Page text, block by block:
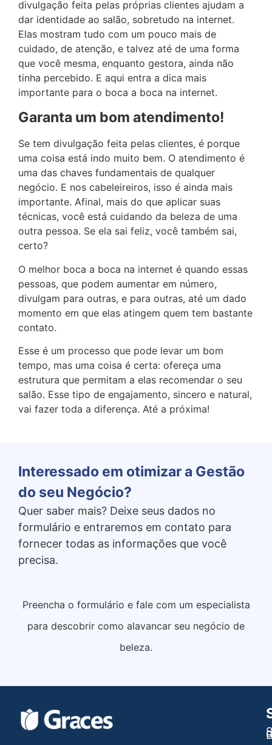
divulgação feita pelas próprias clientes ajudam a
dar identidade ao salão, sobretudo na internet.
Elas mostram tudo com um pouco mais de
cuidado, de atenção, e talvez até de uma forma
que você mesma, enquanto gestora, ainda não
tinha percebido. E aqui entra a dica mais
importante para o boca a boca na internet.
Garanta um bom atendimento!
Se tem divulgação feita pelas clientes, é porque
uma coisa está indo muito bem. O atendimento é
uma das chaves fundamentais de qualquer
negócio. E nos cabeleireiros, isso é ainda mais
importante. Afinal, mais do que aplicar suas
técnicas, você está cuidando da beleza de uma
outra pessoa. Se ela sai feliz, você também sai,
certo?
O melhor boca a boca na internet é quando essas
pessoas, que podem aumentar em número,
divulgam para outras, e para outras, até um dado
momento em que elas atingem quem tem bastante
contato.
Esse é um processo que pode levar um bom
tempo, mas uma coisa é certa: ofereça uma
estrutura que permitam a elas recomendar o seu
salão. Esse tipo de engajamento, sincero e natural,
vai fazer toda a diferença. Até a próxima!
Interessado em otimizar a Gestão
do seu Negócio?
Quer saber mais? Deixe seus dados no
formulário e entraremos em contato para
fornecer todas as informações que você
precisa.
Preencha o formulário e fale com um especialista
para descobrir como alavancar seu negócio de
beleza.